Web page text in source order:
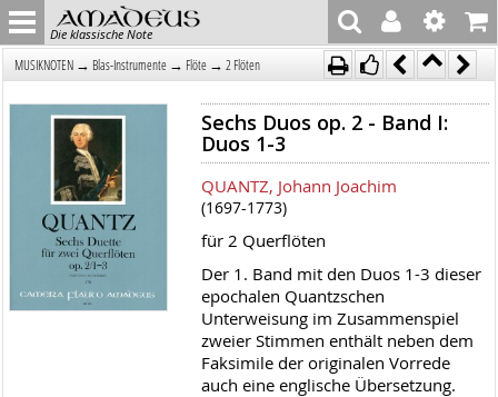
Die klassische Note
MUSIKNOTEN → Blas-Instrumente → Flöte → 2 Flöten
Sechs Duos op. 2 - Band I:
Duos 1-3
QUANTZ, Johann Joachim
(1697-1773)
für 2 Querflöten
Der 1. Band mit den Duos 1-3 dieser
epochalen Quantzschen
Unterweisung im Zusammenspiel
zweier Stimmen enthält neben dem
Faksimile der originalen Vorrede
auch eine englische Übersetzung.